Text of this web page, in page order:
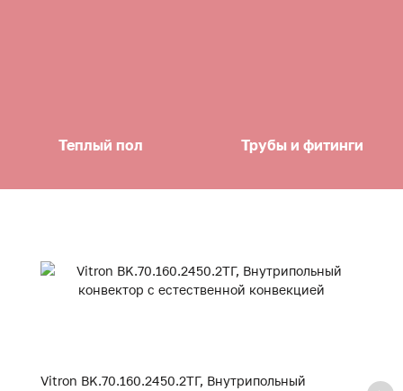
Теплый пол Трубы и фитинги
Vitron BK.70.160.2450.2ТГ, Внутрипольный